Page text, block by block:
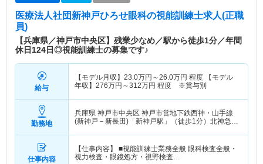
医療法人社団新神戸ひろせ眼科の視能訓練士求人(正職
員)
【兵庫県／神戸市中央区】残業少なめ／駅から徒歩1分／年間
休日124日◎視能訓練士の募集です♪
給与
【モデル月収】 23.0万円～26.0万円 程度 【モデル
年収】 276万円～312万円 程度 ※賞与別
勤務地
兵庫県 神戸市中央区 神戸市営地下鉄西神・山手線
(新神戸－新長田)「新神戸駅」（徒歩1分）北神急行
仕事内容
【仕事内容】 ■視能訓練士業務全般 眼科検査全般・
視力検査・眼鏡処方・視野検査…